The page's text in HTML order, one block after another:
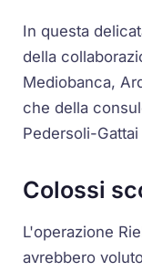
In questa
della
Mediobanca,
che della
Pedersoli-
Colossi
L'operazione
avrebbero